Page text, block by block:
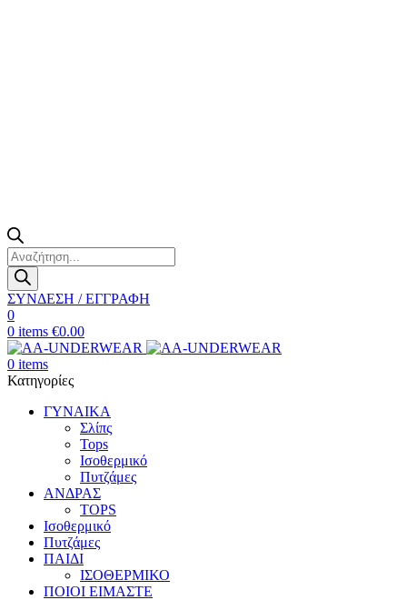
Products
search
ΣΥΝΔΕΣΗ / ΕΓΓΡΑΦΗ
0
0 items €0.00
0 items
Κατηγορίες
ΓΥΝΑΙΚΑ
Σλίπς
Tops
Ισοθερμικό
Πυτζάμες
ΑΝΔΡΑΣ
TOPS
Ισοθερμικό
Πυτζάμες
ΠΑΙΔΙ
ΙΣΟΘΕΡΜΙΚΟ
ΠΟΙΟΙ ΕΙΜΑΣΤΕ